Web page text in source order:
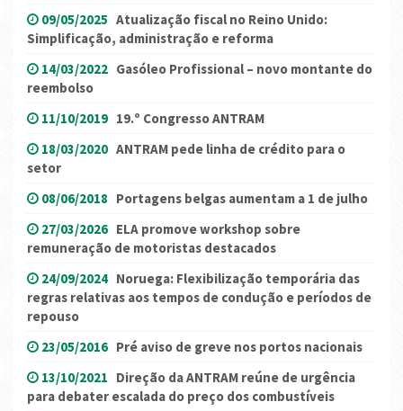
09/05/2025 Atualização fiscal no Reino Unido:
Simplificação, administração e reforma
14/03/2022 Gasóleo Profissional – novo montante do
reembolso
11/10/2019 19.º Congresso ANTRAM
18/03/2020 ANTRAM pede linha de crédito para o
setor
08/06/2018 Portagens belgas aumentam a 1 de julho
27/03/2026 ELA promove workshop sobre
remuneração de motoristas destacados
24/09/2024 Noruega: Flexibilização temporária das
regras relativas aos tempos de condução e períodos de
repouso
23/05/2016 Pré aviso de greve nos portos nacionais
13/10/2021 Direção da ANTRAM reúne de urgência
para debater escalada do preço dos combustíveis